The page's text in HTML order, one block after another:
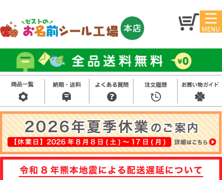
マイ
ジ
お名
前シ
ール
アイ
ロン
シー
ル
お買
い得
セッ
ト
スタ
ンプ
その
他